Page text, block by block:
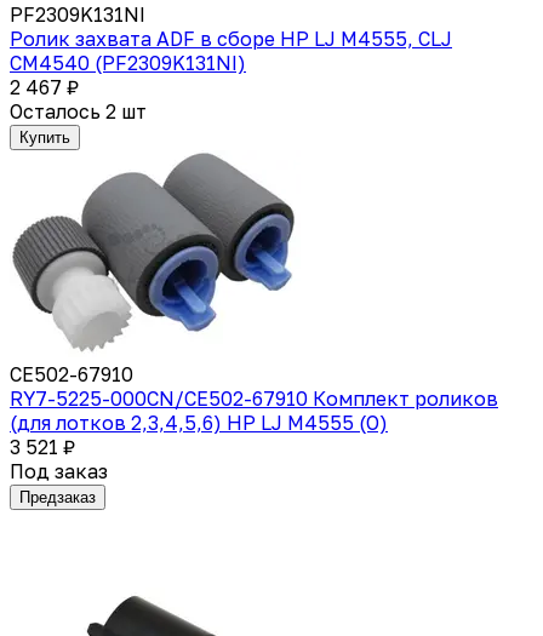
PF2309K131NI
Ролик захвата ADF в сборе HP LJ M4555, CLJ
CM4540 (PF2309K131NI)
2 467 ₽
Осталось 2 шт
Купить
CE502-67910
RY7-5225-000CN/CE502-67910 Комплект роликов
(для лотков 2,3,4,5,6) HP LJ M4555 (O)
3 521 ₽
Под заказ
Предзаказ